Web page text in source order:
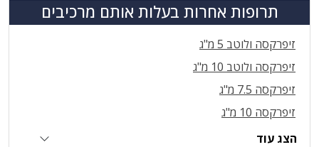
תרופות אחרות בעלות אותם מרכיבים
זיפרקסה ולוטב 5 מ"ג
זיפרקסה ולוטב 10 מ"ג
זיפרקסה 7.5 מ"ג
זיפרקסה 10 מ"ג
הצג עוד